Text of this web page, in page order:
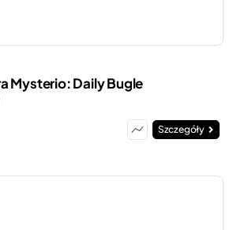
Mysterio: Daily Bugle
Szczegóły